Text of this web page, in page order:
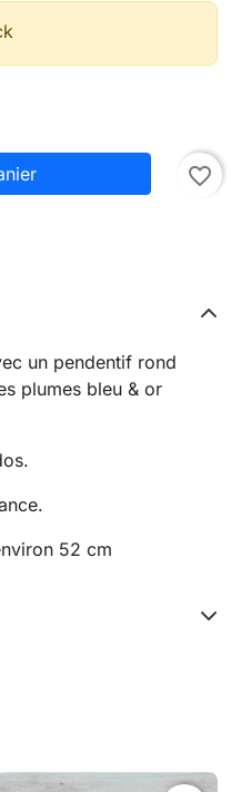
favorite_border
un pendentif rond
plumes bleu & or
52 cm